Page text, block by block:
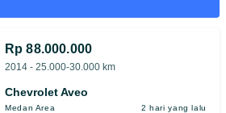
Rp 88.000.000
2014 - 25.000-30.000 km
Chevrolet Aveo
Medan Area 2 hari yang lalu